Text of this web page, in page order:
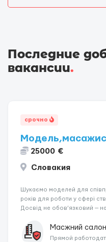
Последние
вакансии.
срочно
25000 €
Словакия
Шукаємо моделей для
років для роботи у сфері
Досвід не обов’язковий —
конфіденційність і
поважаємо особ...
Масжний
Прямой